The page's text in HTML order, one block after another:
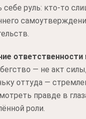
себе руль: кто-то
ответственности
— не акт
оттуда —
правде в
роли.